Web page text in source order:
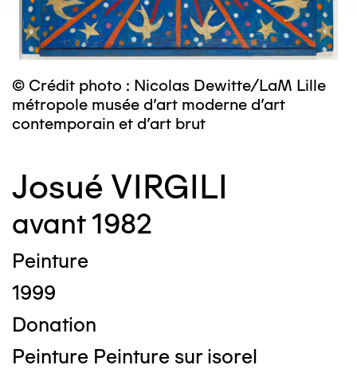
© Crédit photo : Nicolas Dewitte/LaM Lille
métropole musée d’art moderne d’art
contemporain et d’art brut
Josué VIRGILI
avant 1982
Peinture
1999
Donation
Peinture Peinture sur isorel